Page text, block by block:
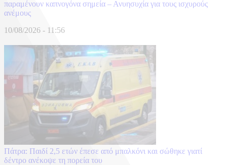
παραμένουν καπνογόνα σημεία – Ανυησυχία για τους ισχυρούς
ανέμους
10/08/2026 - 11:56
Πάτρα: Παιδί 2,5 ετών έπεσε από μπαλκόνι και σώθηκε γιατί
δέντρο ανέκοψε τη πορεία του